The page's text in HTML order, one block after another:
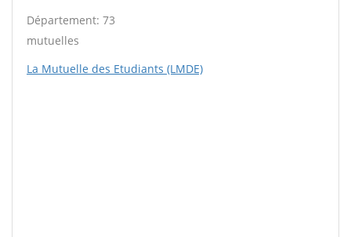
Département: 73
mutuelles
La Mutuelle des Etudiants (LMDE)